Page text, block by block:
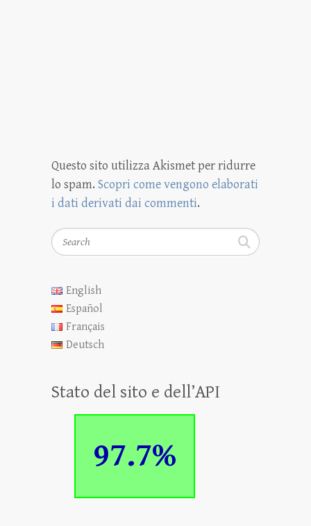
Questo sito utilizza Akismet per ridurre
lo spam. Scopri come vengono elaborati
i dati derivati dai commenti.
Search
English
Español
Français
Deutsch
Stato del sito e dell’API
97.7%